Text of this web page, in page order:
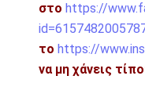
στο https://
το https://
να μη χάνεις